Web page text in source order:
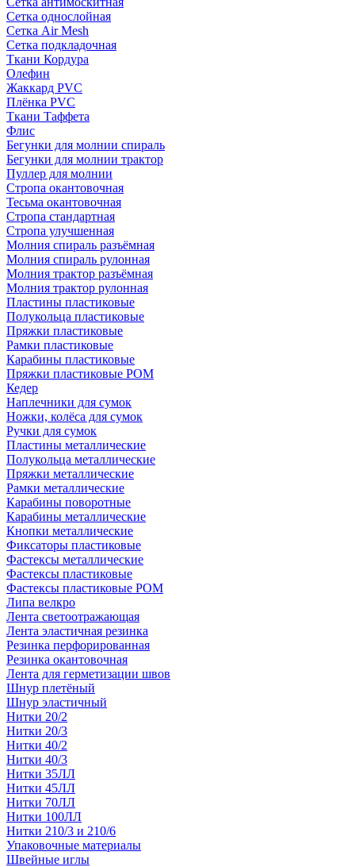
Сетка однослойная
Сетка Air Mesh
Сетка подкладочная
Ткани Кордура
Олефин
Жаккард PVC
Плёнка PVC
Ткани Таффета
Флис
Бегунки для молнии спираль
Бегунки для молнии трактор
Пуллер для молнии
Стропа окантовочная
Тесьма окантовочная
Стропа стандартная
Стропа улучшенная
Молния спираль разъёмная
Молния спираль рулонная
Молния трактор разъёмная
Молния трактор рулонная
Пластины пластиковые
Полукольца пластиковые
Пряжки пластиковые
Рамки пластиковые
Карабины пластиковые
Пряжки пластиковые РОМ
Кедер
Наплечники для сумок
Ножки, колёса для сумок
Ручки для сумок
Пластины металлические
Полукольца металлические
Пряжки металлические
Рамки металлические
Карабины поворотные
Карабины металлические
Кнопки металлические
Фиксаторы пластиковые
Фастексы металлические
Фастексы пластиковые
Фастексы пластиковые POM
Липа велкро
Лента светоотражающая
Лента эластичная резинка
Резинка перфорированная
Резинка окантовочная
Лента для герметизации швов
Шнур плетёный
Шнур эластичный
Нитки 20/2
Нитки 20/3
Нитки 40/2
Нитки 40/3
Нитки 35ЛЛ
Нитки 45ЛЛ
Нитки 70ЛЛ
Нитки 100ЛЛ
Нитки 210/3 и 210/6
Упаковочные материалы
Швейные иглы